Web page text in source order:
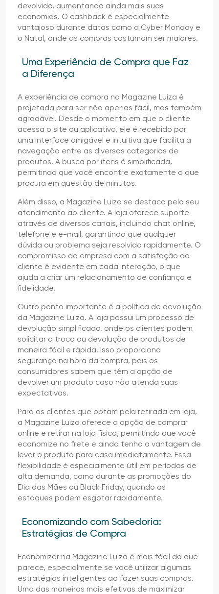
devolvido, aumentando ainda mais suas
economias. O cashback é especialmente
vantajoso durante datas como a Cyber Monday e
o Natal, onde as compras costumam ser maiores.
Uma Experiência de Compra que Faz
a Diferença
A experiência de compra na Magazine Luiza é
projetada para ser não apenas fácil, mas também
agradável. Desde o momento em que o cliente
acessa o site ou aplicativo, ele é recebido por
uma interface amigável e intuitiva que facilita a
navegação entre as diversas categorias de
produtos. A busca por itens é simplificada,
permitindo que você encontre exatamente o que
procura em questão de minutos.
Além disso, a Magazine Luiza se destaca pelo seu
atendimento ao cliente. A loja oferece suporte
através de diversos canais, incluindo chat online,
telefone e e-mail, garantindo que qualquer
dúvida ou problema seja resolvido rapidamente. O
compromisso da empresa com a satisfação do
cliente é evidente em cada interação, o que
ajuda a criar um relacionamento de confiança e
fidelidade.
Outro ponto importante é a política de devolução
da Magazine Luiza. A loja possui um processo de
devolução simplificado, onde os clientes podem
solicitar a troca ou devolução de produtos de
maneira fácil e rápida. Isso proporciona
segurança na hora da compra, pois os
consumidores sabem que têm a opção de
devolver um produto caso não atenda suas
expectativas.
Para os clientes que optam pela retirada em loja,
a Magazine Luiza oferece a opção de comprar
online e retirar na loja física, permitindo que você
economize no frete e ainda tenha a vantagem de
levar o produto para casa imediatamente. Essa
flexibilidade é especialmente útil em períodos de
alta demanda, como durante as promoções do
Dia das Mães ou Black Friday, quando os
estoques podem esgotar rapidamente.
Economizando com Sabedoria:
Estratégias de Compra
Economizar na Magazine Luiza é mais fácil do que
parece, especialmente se você utilizar algumas
estratégias inteligentes ao fazer suas compras.
Uma das maneiras mais efetivas de maximizar